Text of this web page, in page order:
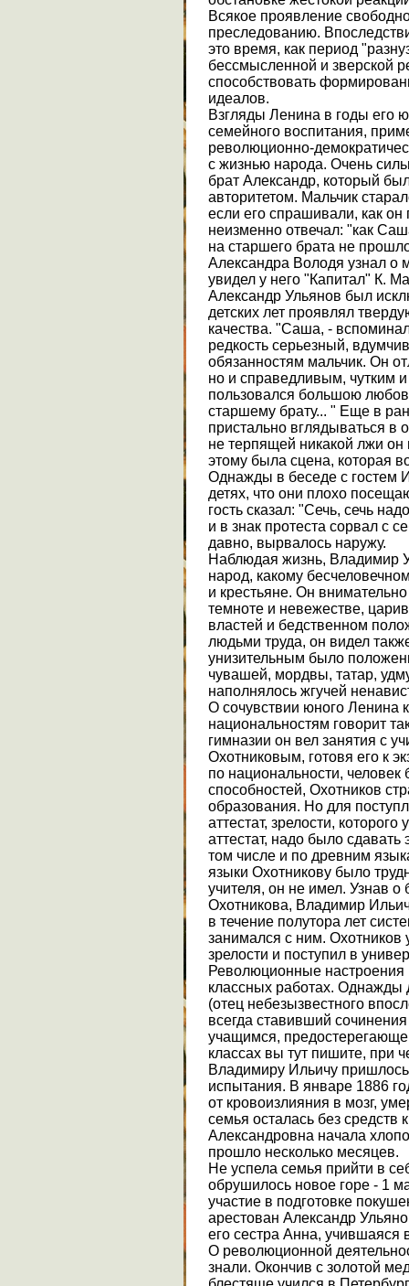
Всякое проявление
преследованию.
это время, как период
бессмысленной и зверской
способствовать
идеалов.
Взгляды Ленина в годы его
семейного воспитания,
революционно-
с жизнью народа. Очень
брат Александр, который
авторитетом. Мальчик
если его спрашивали, как
неизменно отвечал: "как
на старшего брата не
Александра Володя узнал о
увидел у него "Капитал" К.
Александр Ульянов был
детских лет проявлял
качества. "Саша, -
редкость серьезный,
обязанностям мальчик. Он
но и справедливым, чутким
пользовался большою
старшему брату... " Еще в
пристально вглядываться в
не терпящей никакой лжи он
этому была сцена, которая
Однажды в беседе с гостем
детях, что они плохо
гость сказал: "Сечь, сечь
и в знак протеста сорвал с
давно, вырвалось наружу.
Наблюдая жизнь, Владимир
народ, какому
и крестьяне. Он
темноте и невежестве,
властей и бедственном
людьми труда, он видел
унизительным было
чувашей, мордвы, татар,
наполнялось жгучей
О сочувствии юного Ленина
национальностям говорит
гимназии он вел занятия с
Охотниковым, готовя его к
по национальности,
способностей, Охотников
образования. Но для
аттестат, зрелости,
аттестат, надо было
том числе и по древним
языки Охотникову было
учителя, он не имел. Узнав
Охотникова, Владимир
в течение полутора лет
занимался с ним. Охотников
зрелости и поступил в
Революционные
классных работах. Однажды
(отец небезызвестного
всегда ставивший
учащимся, предостерегающе
классах вы тут пишите, при
Владимиру Ильичу
испытания. В январе 1886
от кровоизлияния в мозг,
семья осталась без
Александровна начала
прошло несколько месяцев.
Не успела семья прийти в
обрушилось новое горе - 1
участие в подготовке
арестован Александр
его сестра Анна, учившаяся
О революционной
знали. Окончив с золотой